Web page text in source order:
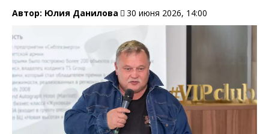
Автор: Юлия Данилова 30 июня 2026, 14:00